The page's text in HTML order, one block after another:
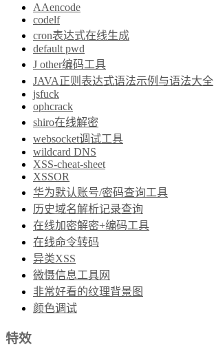
AAencode
codelf
cron表达式在线生成
default pwd
J other编码工具
JAVA正则表达式语法示例与语法大全
jsfuck
ophcrack
shiro在线解密
websocket调试工具
wildcard DNS
XSS-cheat-sheet
XSSOR
华为默认账号/密码查询工具
历史域名解析记录查询
在线加密解密+编码工具
在线命令转码
异类XSS
微慑信息工具网
非常好看的纹理背景图
颜色调试
特效